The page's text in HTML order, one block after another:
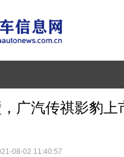
广汽传祺影豹上
08-02 11:40:57